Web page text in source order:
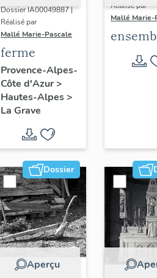
Dossier IA00049887 |
Réalisé par
Mallé Marie-Pascale
ferme
Provence-Alpes-
Côte d'Azur>
Hautes-Alpes>
La Grave
Réalisé par
Mallé Marie-
mural
Dossier
Aperçu